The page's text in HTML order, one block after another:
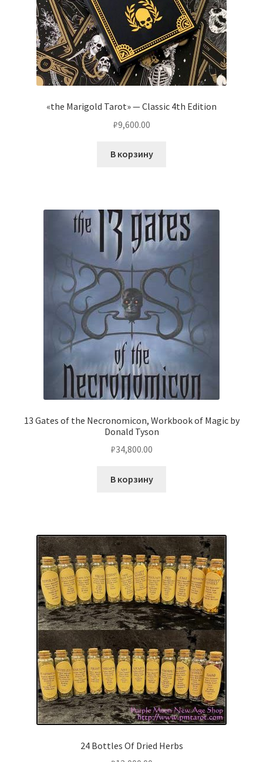
«the Marigold Tarot» — Classic 4th Edition
₽9,600.00
В корзину
13 Gates of the Necronomicon, Workbook of Magic by
Donald Tyson
₽34,800.00
В корзину
24 Bottles Of Dried Herbs